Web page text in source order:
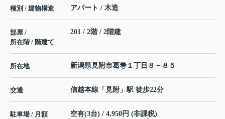
種別 / 建物構造 アパート / 木造
部屋 /
所在階 / 階建て
201 / 2階 / 2階建
所在地 新潟県見附市葛巻 １丁目８－８５
交通 信越本線 「 見附 」駅 徒歩22分
駐車場 / 月額 空有(3台) / 4,950円 (非課税)